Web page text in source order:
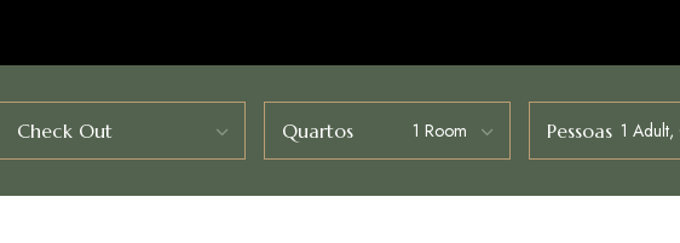
Check Out Quartos Pessoas